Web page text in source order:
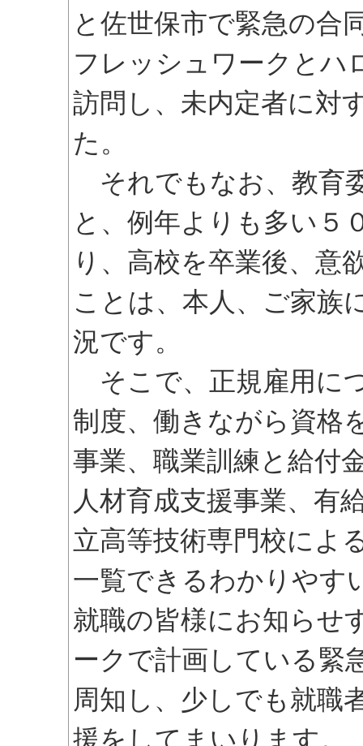
と佐世保市で緊急の合
フレッシュワークとハ
訪問し、未内定者に対
た。
それでもなお、教育
と、例年よりも多い５
り、高校を卒業後、意
ことは、本人、ご家族
況です。
そこで、正規雇用に
制度、働きながら資格
事業、職業訓練と給付
人材育成支援事業、有
立高等技術専門校によ
一覧できるわかりやす
就職の皆様にお知らせ
ークで計画している緊
周知し、少しでも就職
援をしてまいります。